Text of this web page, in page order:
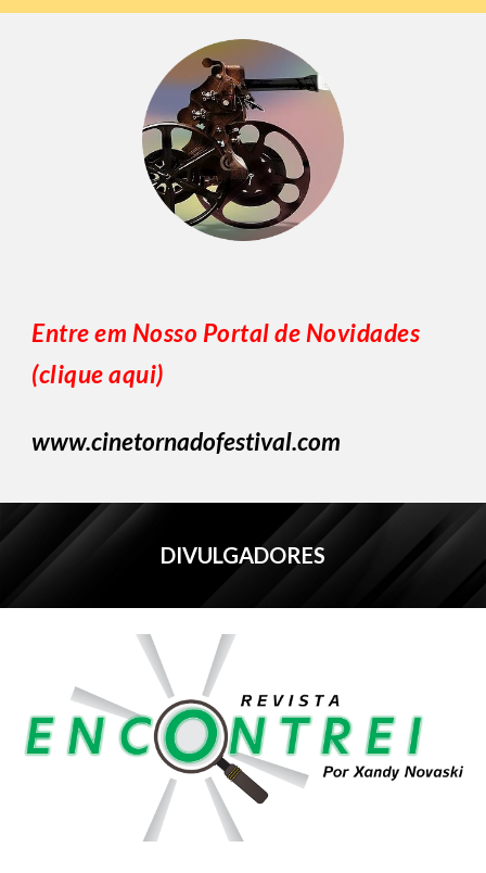
Entre em Nosso Portal de Novidades
(clique aqui)
www.cinetornadofestival.com
DIVULGADORES